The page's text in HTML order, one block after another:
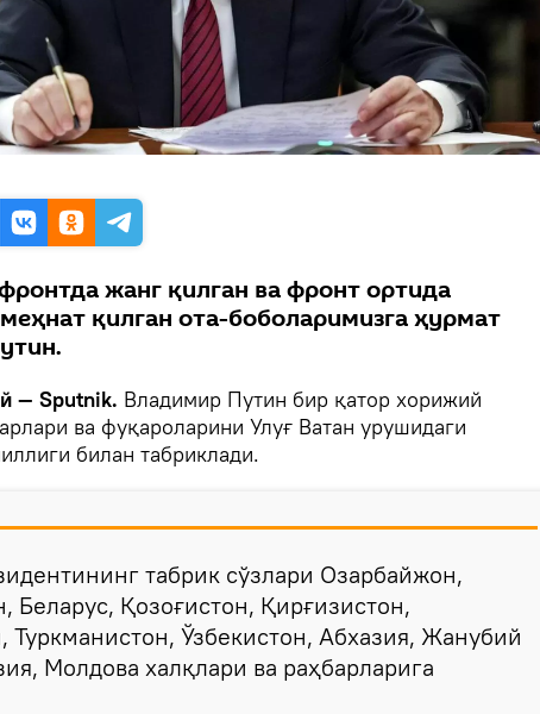
жанг қилган ва фронт ортида
қилган ота-боболаримизга ҳурмат
— Sputnik. Владимир Путин бир қатор хорижий
ва фуқароларини Улуғ Ватан урушидаги
билан табриклади.
табрик сўзлари Озарбайжон,
Беларус, Қозоғистон, Қирғизистон,
Туркманистон, Ўзбекистон, Абхазия, Жанубий
Молдова халқлари ва раҳбарларига